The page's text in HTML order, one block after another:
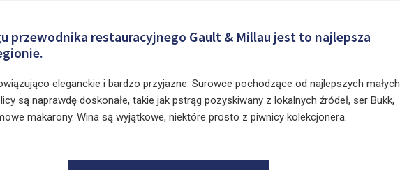
przewodnika restauracyjnego Gault & Millau jest to najlepsza
eleganckie i bardzo przyjazne. Surowce pochodzące od najlepszych małych
są naprawdę doskonałe, takie jak pstrąg pozyskiwany z lokalnych źródeł, ser Bukk,
makarony. Wina są wyjątkowe, niektóre prosto z piwnicy kolekcjonera.